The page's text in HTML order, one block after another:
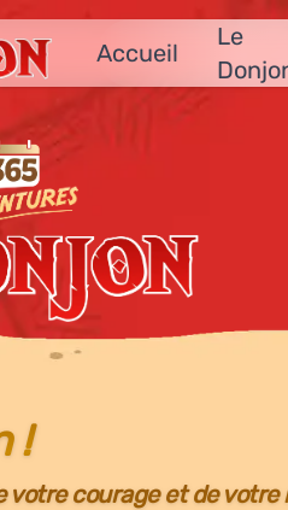
Accueil
Le
!
courage et de